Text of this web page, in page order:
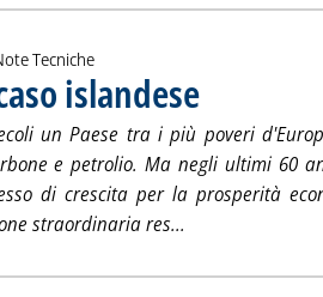
Tecniche
islandese
un Paese tra i più poveri
e petrolio. Ma negli ultimi 60
di crescita per la prosperità
straordinaria res...